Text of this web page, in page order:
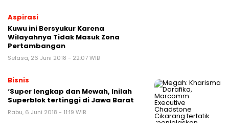
Aspirasi
Kuwu ini Bersyukur Karena
Wilayahnya Tidak Masuk Zona
Pertambangan
Selasa, 26 Juni 2018 - 22:07 WIB
Bisnis
‘Super lengkap dan Mewah, Inilah
Superblok tertinggi di Jawa Barat
Rabu, 6 Juni 2018 - 11:19 WIB